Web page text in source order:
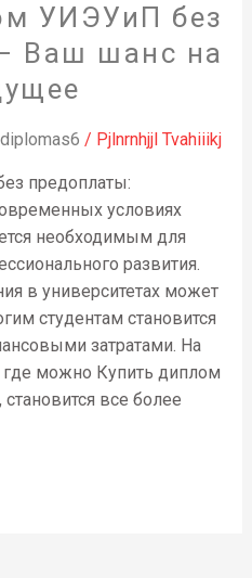
УИЭУиП без
Ваш шанс на
/ Pjlnrnhjjl Tvahiiikj
предоплаты:
условиях
необходимым для
развития.
в университетах может
студентам становится
затратами. На
где можно Купить диплом
все более